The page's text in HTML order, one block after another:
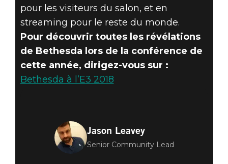
pour les visiteurs du salon, et en
streaming pour le reste du monde.
Pour découvrir toutes les révélations
de Bethesda lors de la conférence de
cette année, dirigez-vous sur :
Bethesda à l’E3 2018
Jason Leavey
Senior Community Lead